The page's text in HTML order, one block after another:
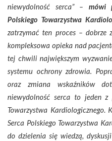
niewydolność serca” – mówi
Polskiego Towarzystwa
zatrzymać ten proces – dobrze
kompleksowa opieka nad
tej chwili największym
systemu ochrony zdrowia.
oraz zmiana wskaźników
niewydolność serca to jeden z
Towarzystwa Kardiologicznego.
Serca Polskiego Towarzystwa
do dzielenia się wiedzą,